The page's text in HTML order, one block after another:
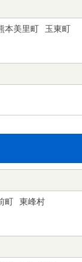
本美里町
玉東町
町
東峰村